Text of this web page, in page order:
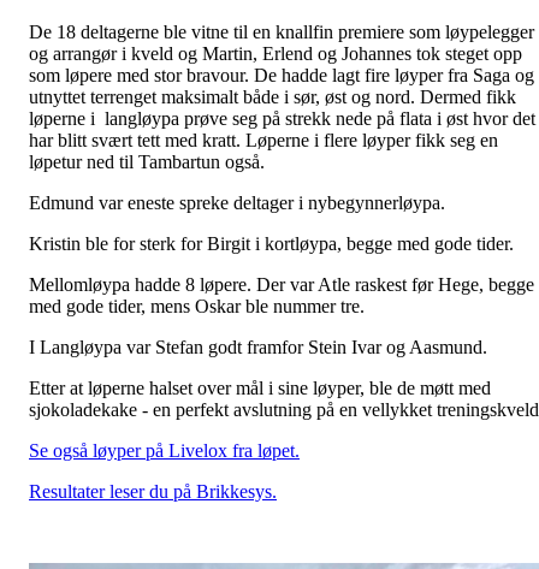
De 18 deltagerne ble vitne til en knallfin premiere som løypelegger
og arrangør i kveld og Martin, Erlend og Johannes tok steget opp
som løpere med stor bravour. De hadde lagt fire løyper fra Saga og
utnyttet terrenget maksimalt både i sør, øst og nord. Dermed fikk
løperne i langløypa prøve seg på strekk nede på flata i øst hvor det
har blitt svært tett med kratt. Løperne i flere løyper fikk seg en
løpetur ned til Tambartun også.
Edmund var eneste spreke deltager i nybegynnerløypa.
Kristin ble for sterk for Birgit i kortløypa, begge med gode tider.
Mellomløypa hadde 8 løpere. Der var Atle raskest før Hege, begge
med gode tider, mens Oskar ble nummer tre.
I Langløypa var Stefan godt framfor Stein Ivar og Aasmund.
Etter at løperne halset over mål i sine løyper, ble de møtt med
sjokoladekake - en perfekt avslutning på en vellykket
Se også løyper på Livelox fra løpet.
Resultater leser du på Brikkesys.